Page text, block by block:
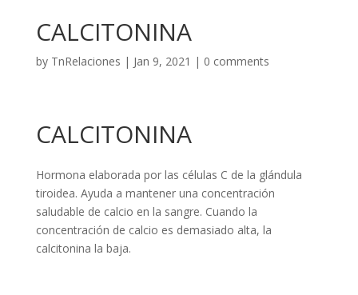
CALCITONINA
by TnRelaciones | Jan 9, 2021 | 0 comments
CALCITONINA
Hormona elaborada por las células C de la glándula
tiroidea. Ayuda a mantener una concentración
saludable de calcio en la sangre. Cuando la
concentración de calcio es demasiado alta, la
calcitonina la baja.